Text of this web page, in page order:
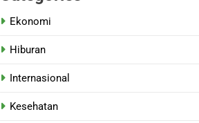
Ekonomi
Hiburan
Internasional
Kesehatan